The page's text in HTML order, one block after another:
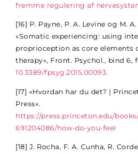
fremme regulering af
[16] P. Payne, P. A. Levine og M.
«Somatic experiencing: using
proprioception as core elements
therapy», Front. Psychol., bind 6,
10.3389/fpsyg.2015.00093.
[17] «Hvordan har du det? |
Press».
https://press.princeton.edu/
691204086/how-do-you-feel
[18] J. Rocha, F. A. Cunha, R.